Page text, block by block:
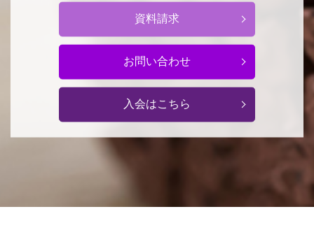
資料請求
お問い合わせ
入会はこちら